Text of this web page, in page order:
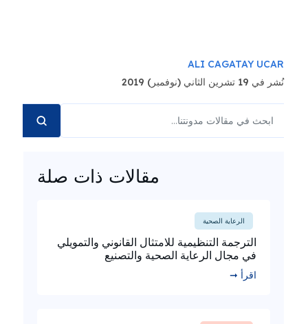
ALI CAGATAY UCAR
نُشر في 19 تشرين الثاني (نوفمبر) 2019
مقالات ذات صلة
الرعاية الصحية
الترجمة التنظيمية للامتثال القانوني والتمويلي
في مجال الرعاية الصحية والتصنيع
اقرأ ➞